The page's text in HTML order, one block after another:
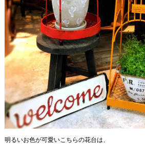
明るいお色が可愛いこちらの花台は、